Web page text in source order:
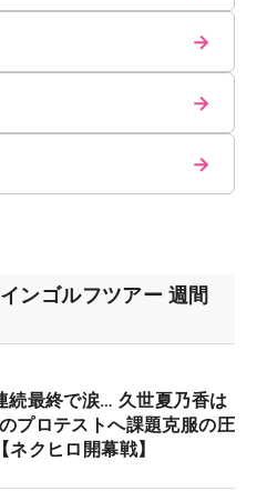
→
→
→
ンゴルフツアー 週間
続最終で涙… 久世夏乃香は
プロテストへ課題克服の圧
ネクヒロ開幕戦】